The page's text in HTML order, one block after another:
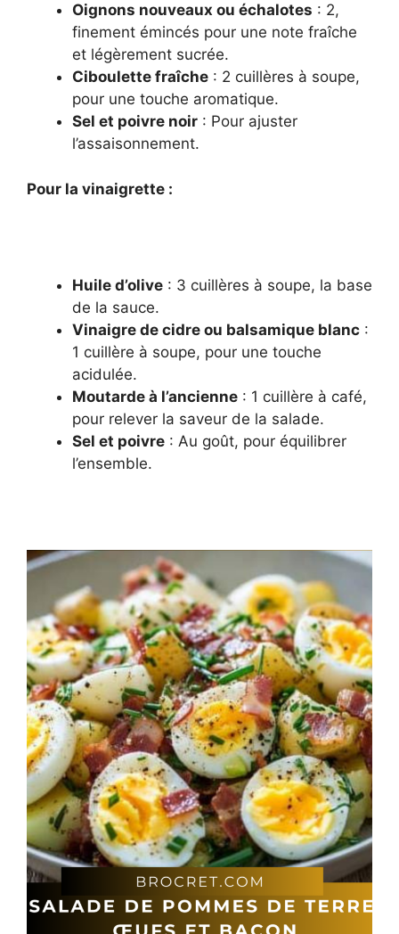
Oignons nouveaux ou échalotes : 2,
finement émincés pour une note fraîche
et légèrement sucrée.
Ciboulette fraîche : 2 cuillères à soupe,
pour une touche aromatique.
Sel et poivre noir : Pour ajuster
l’assaisonnement.
Pour la vinaigrette :
Huile d’olive : 3 cuillères à soupe, la base
de la sauce.
Vinaigre de cidre ou balsamique blanc :
1 cuillère à soupe, pour une touche
acidulée.
Moutarde à l’ancienne : 1 cuillère à café,
pour relever la saveur de la salade.
Sel et poivre : Au goût, pour équilibrer
l’ensemble.